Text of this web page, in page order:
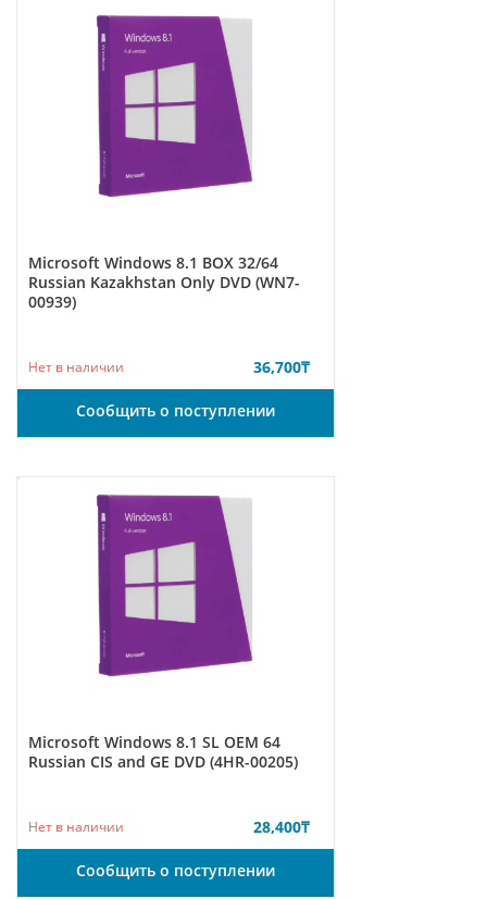
Microsoft Windows 8.1 BOX 32/64
Russian Kazakhstan Only DVD (WN7-
00939)
Нет в наличии 36,700₸
Сообщить о поступлении
Microsoft Windows 8.1 SL ОЕМ 64
Russian CIS and GE DVD (4HR-00205)
Нет в наличии 28,400₸
Сообщить о поступлении